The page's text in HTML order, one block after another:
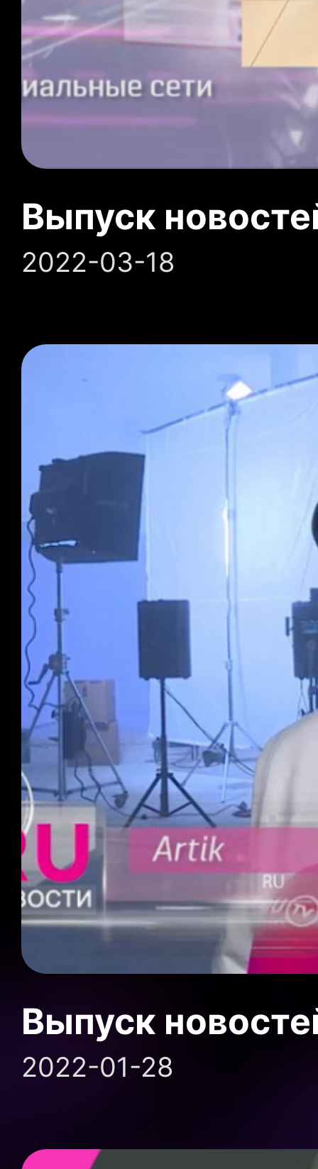
Выпуск
2022-03-18
Выпуск
2022-01-28